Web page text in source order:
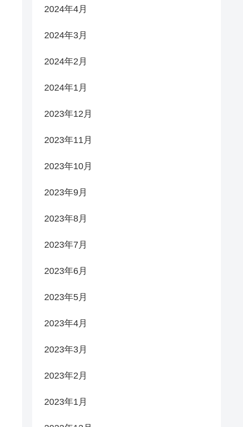
2024年4月
2024年3月
2024年2月
2024年1月
2023年12月
2023年11月
2023年10月
2023年9月
2023年8月
2023年7月
2023年6月
2023年5月
2023年4月
2023年3月
2023年2月
2023年1月